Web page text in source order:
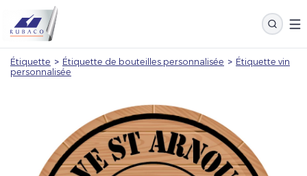
Étiquette > Étiquette de bouteilles personnalisée > Étiquette vin
personnalisée